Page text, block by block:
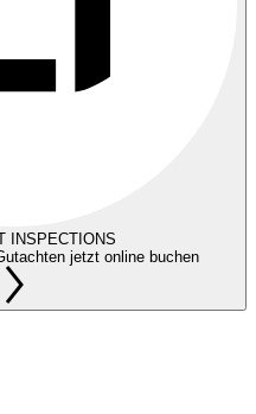
INSPECTIONS
jetzt online buchen